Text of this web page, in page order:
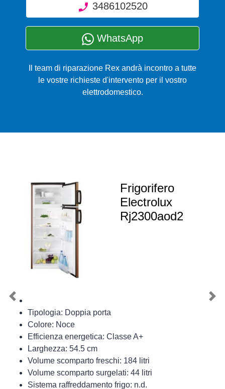
3486102520
WhatsApp
Il team di riparazione Rex andrà incontro a tutte
le vostre richieste d'intervento per il vostro
elettrodomestico.
Frigorifero
Electrolux
Rj2300aod2
Tipologia: Doppia porta
Colore: Noce
Efficienza energetica: Classe A+
Larghezza: 54.5 cm
Volume scomparto freschi: 184 litri
Volume scomparto surgelati: 44 litri
Sistema raffreddamento frigo: n.d.
Previous